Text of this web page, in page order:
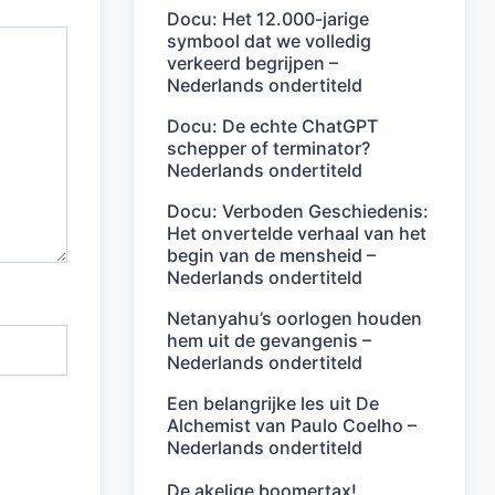
Docu: Het 12.000-jarige
symbool dat we volledig
verkeerd begrijpen –
Nederlands ondertiteld
Docu: De echte ChatGPT
schepper of terminator?
Nederlands ondertiteld
Docu: Verboden Geschiedenis:
Het onvertelde verhaal van het
begin van de mensheid –
Nederlands ondertiteld
Netanyahu’s oorlogen houden
hem uit de gevangenis –
Nederlands ondertiteld
Een belangrijke les uit De
Alchemist van Paulo Coelho –
Nederlands ondertiteld
De akelige boomertax!